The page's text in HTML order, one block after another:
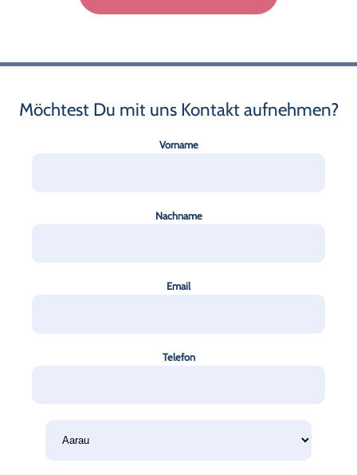
Möchtest Du mit uns Kontakt aufnehmen?
Vorname
Nachname
Email
Telefon